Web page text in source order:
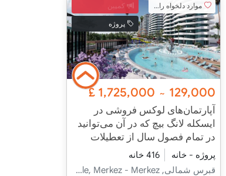
موارد دلخواه را اضافه کنید کمپین
پروژه
129,000
~
1,725,000
£
آپارتمان‌های لوکس فروشی در
ایسکله لانگ بیچ که در آن می‌توانید
در تمام فصول سال از تعطیلات
لذت ببرید
پروژه - خانه
416 خانه
قبرس شمالی, İskele, İskele, Merkez - Merkez